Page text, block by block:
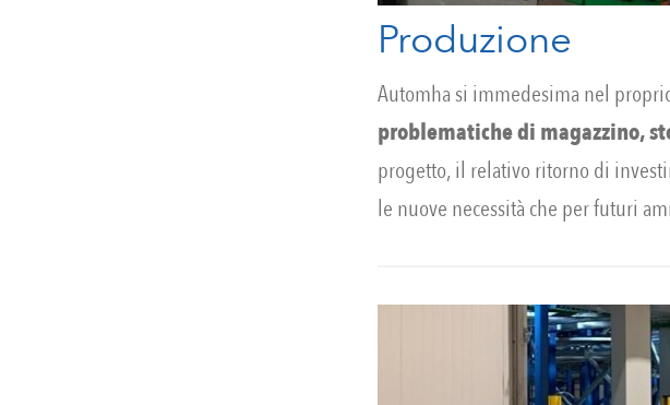
Produzione
Automha si immedesima nel
problematiche di magazzino,
progetto, il relativo ritorno di
le nuove necessità che per futuri